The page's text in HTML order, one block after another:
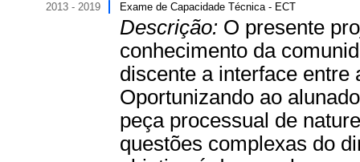
2013 - 2019 Exame de Capacidade Técnica - ECT
Descrição: O presente
conhecimento da
discente a interface entre
Oportunizando ao
peça processual de
questões complexas do